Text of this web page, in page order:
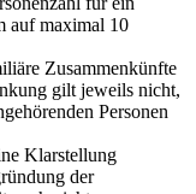
auf maximal 10
Zusammenkünfte
gilt jeweils nicht,
Personen
Klarstellung
der